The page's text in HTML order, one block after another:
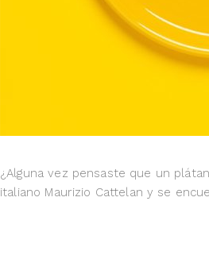
¿Alguna vez pensaste que un
italiano Maurizio Cattelan y se